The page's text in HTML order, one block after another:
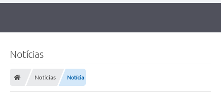
Notícias
Notícias Notícia